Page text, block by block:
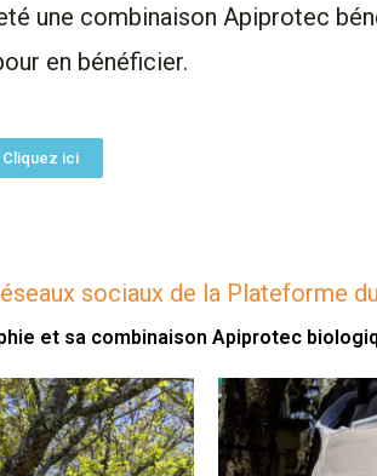
une combinaison Apiprotec
en bénéficier.
Cliquez ici
sociaux de la Plateforme
et sa combinaison Apiprotec